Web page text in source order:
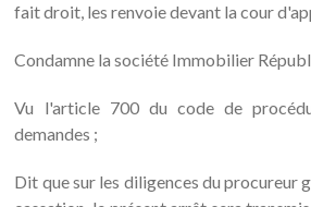
fait droit, les renvoie devant la cour
Condamne la société Immobilier
Vu l'article 700 du code de
demandes ;
Dit que sur les diligences du procureur